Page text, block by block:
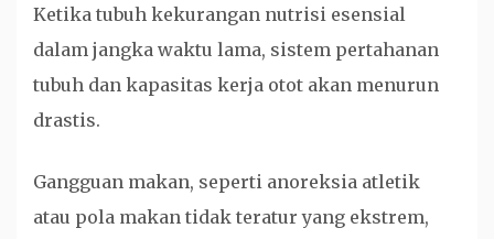
Ketika tubuh kekurangan nutrisi esensial
dalam jangka waktu lama, sistem pertahanan
tubuh dan kapasitas kerja otot akan menurun
drastis.
Gangguan makan, seperti anoreksia atletik
atau pola makan tidak teratur yang ekstrem,